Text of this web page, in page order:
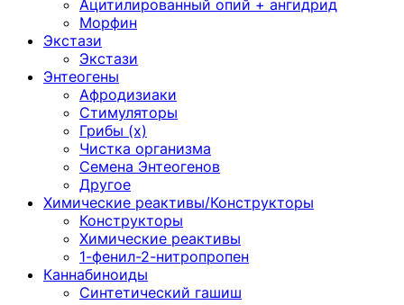
Ацитилированный опий + ангидрид
Морфин
Экстази
Экстази
Энтеогены
Афродизиаки
Стимуляторы
Грибы (х)
Чистка организма
Семена Энтеогенов
Другое
Химические реактивы/Конструкторы
Конструкторы
Химические реактивы
1-фенил-2-нитропропен
Каннабиноиды
Синтетический гашиш